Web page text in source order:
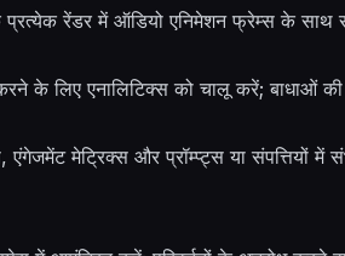
रेंडर में ऑडियो एनिमेशन फ्रेम्स के साथ
के लिए एनालिटिक्स को चालू करें; बाधाओं
मेट्रिक्स और प्रॉम्प्ट्स या संपत्तियों में